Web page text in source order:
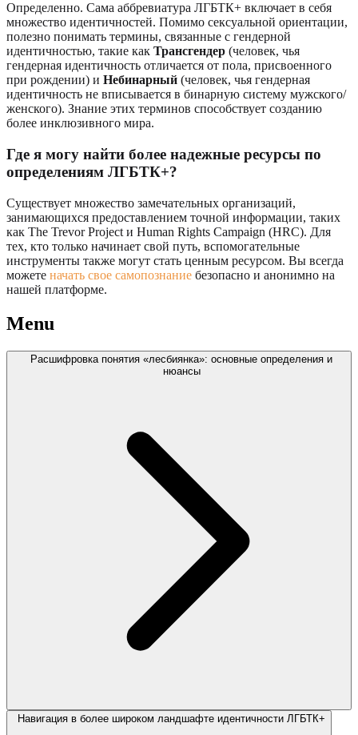
Определенно. Сама аббревиатура ЛГБТК+ включает в себя
множество идентичностей. Помимо сексуальной ориентации,
полезно понимать термины, связанные с гендерной
идентичностью, такие как Трансгендер (человек, чья
гендерная идентичность отличается от пола, присвоенного
при рождении) и Небинарный (человек, чья гендерная
идентичность не вписывается в бинарную систему мужского/
женского). Знание этих терминов способствует созданию
более инклюзивного мира.
Где я могу найти более надежные ресурсы по
определениям ЛГБТК+?
Существует множество замечательных организаций,
занимающихся предоставлением точной информации, таких
как The Trevor Project и Human Rights Campaign (HRC). Для
тех, кто только начинает свой путь, вспомогательные
инструменты также могут стать ценным ресурсом. Вы всегда
можете начать свое самопознание безопасно и анонимно на
нашей платформе.
Menu
Расшифровка понятия «лесбиянка»: основные определения и
нюансы
Навигация в более широком ландшафте идентичности ЛГБТК+